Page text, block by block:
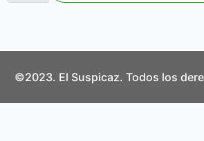
©2023. El Suspicaz. Todos los